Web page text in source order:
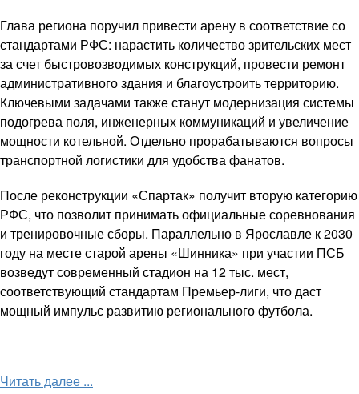
Глава региона поручил привести арену в соответствие со
стандартами РФС: нарастить количество зрительских мест
за счет быстровозводимых конструкций, провести ремонт
административного здания и благоустроить территорию.
Ключевыми задачами также станут модернизация системы
подогрева поля, инженерных коммуникаций и увеличение
мощности котельной. Отдельно прорабатываются вопросы
транспортной логистики для удобства фанатов.
После реконструкции «Спартак» получит вторую категорию
РФС, что позволит принимать официальные соревнования
и тренировочные сборы. Параллельно в Ярославле к 2030
году на месте старой арены «Шинника» при участии ПСБ
возведут современный стадион на 12 тыс. мест,
соответствующий стандартам Премьер-лиги, что даст
мощный импульс развитию регионального футбола.
Читать далее ...